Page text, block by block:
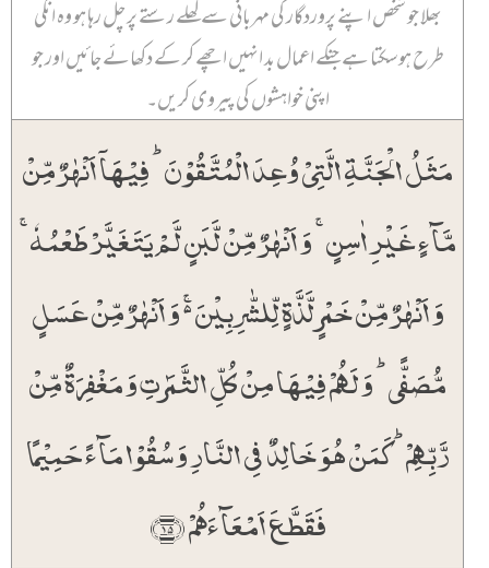
بھلا جو شخص اپنے پروردگار کی مہربانی سے کھلے رستے پر چل رہا ہو وہ انکی
طرح ہو سکتا ہے جنکے اعمال بد انہیں اچھے کر کے دکھائے جائیں اور جو
اپنی خواہشوں کی پیروی کریں۔
مَثَلُ الۡجَنَّۃِ الَّتِیۡ وُعِدَ الۡمُتَّقُوۡنَ ؕ فِیۡہَاۤ اَنۡہٰرٌ مِّنۡ
مَّآءٍ غَیۡرِ اٰسِنٍ ۚ وَ اَنۡہٰرٌ مِّنۡ لَّبَنٍ لَّمۡ یَتَغَیَّرۡ طَعۡمُہٗ ۚ
وَ اَنۡہٰرٌ مِّنۡ خَمۡرٍ لَّذَّۃٍ لِّلشّٰرِبِیۡنَ ۬ۚ وَ اَنۡہٰرٌ مِّنۡ عَسَلٍ
مُّصَفًّی ؕ وَ لَہُمۡ فِیۡہَا مِنۡ کُلِّ الثَّمَرٰتِ وَ مَغۡفِرَۃٌ مِّنۡ
رَّبِّہِمۡ ؕ کَمَنۡ ہُوَ خَالِدٌ فِی النَّارِ وَ سُقُوۡا مَآءً حَمِیۡمًا
فَقَطَّعَ اَمۡعَآءَہُمۡ ﴿۱۵﴾